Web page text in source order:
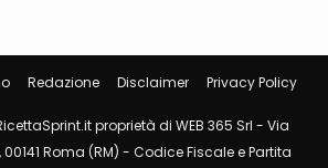
Redazione Disclaimer Privacy Policy
proprietà di WEB 365 Srl - Via
Roma (RM) - Codice Fiscale e Partita